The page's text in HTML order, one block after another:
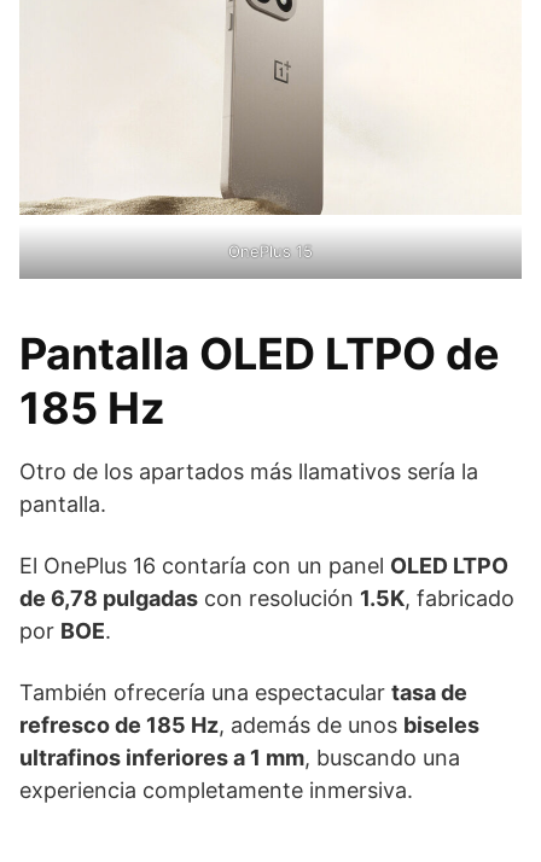
OnePlus 15
Pantalla OLED LTPO de
185 Hz
Otro de los apartados más llamativos sería la
pantalla.
El OnePlus 16 contaría con un panel OLED LTPO
de 6,78 pulgadas con resolución 1.5K, fabricado
por BOE.
También ofrecería una espectacular tasa de
refresco de 185 Hz, además de unos biseles
ultrafinos inferiores a 1 mm, buscando una
experiencia completamente inmersiva.